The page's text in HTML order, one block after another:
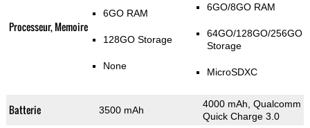
Processeur, Memoire
6GO RAM
128GO Storage
None
6GO/8GO RAM
64GO/128GO/256GO
Storage
MicroSDXC
Batterie 3500 mAh
4000 mAh, Qualcomm
Quick Charge 3.0